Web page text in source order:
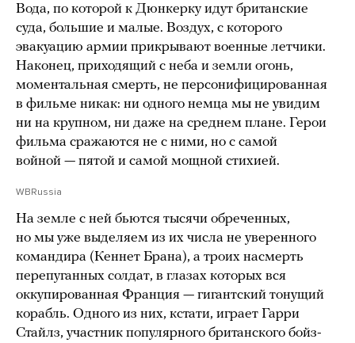
Вода, по которой к Дюнкерку идут британские
суда, большие и малые. Воздух, с которого
эвакуацию армии прикрывают военные летчики.
Наконец, приходящий с неба и земли огонь,
моментальная смерть, не персонифицированная
в фильме никак: ни одного немца мы не увидим
ни на крупном, ни даже на среднем плане. Герои
фильма сражаются не с ними, но с самой
войной — пятой и самой мощной стихией.
WBRussia
На земле с ней бьются тысячи обреченных,
но мы уже выделяем из их числа не уверенного
командира (Кеннет Брана), а троих насмерть
перепуганных солдат, в глазах которых вся
оккупированная Франция — гигантский тонущий
корабль. Одного из них, кстати, играет Гарри
Стайлз, участник популярного британского бойз-